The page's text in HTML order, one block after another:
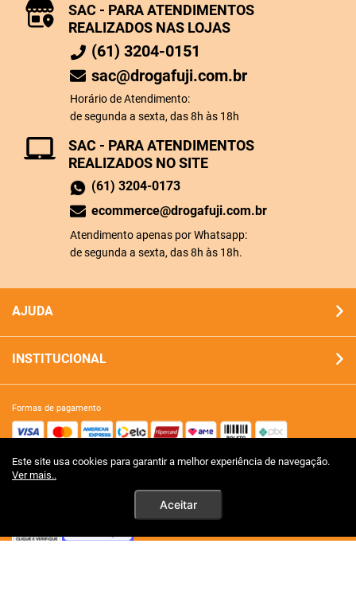
Este site usa cookies para garantir a melhor experiência de navegação.
Ver mais..
Aceitar
SAC - PARA ATENDIMENTOS
REALIZADOS NO SITE
(61) 3204-0173
ecommerce@drogafuji.com.br
Atendimento apenas por Whatsapp:
de segunda a sexta, das 8h às 18h.
SAC - PARA ATENDIMENTOS
REALIZADOS NAS LOJAS
(61) 3204-0151
sac@drogafuji.com.br
Horário de Atendimento:
de segunda a sexta, das 8h às 18h
AJUDA
INSTITUCIONAL
formas de pagamento
site 100% seguro